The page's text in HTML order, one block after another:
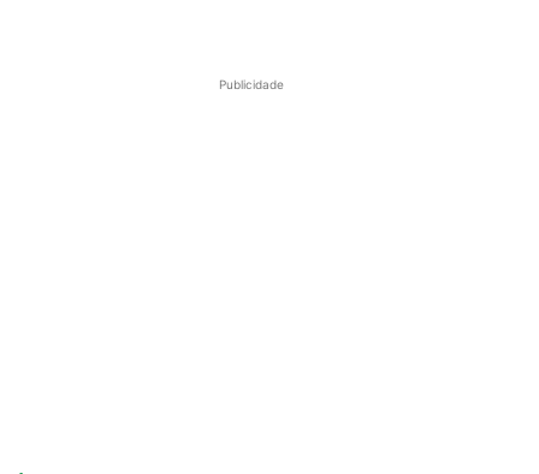
Publicidade